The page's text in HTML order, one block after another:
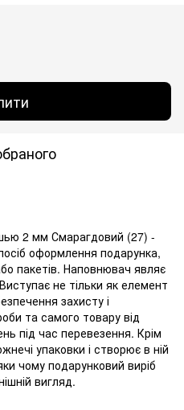
2 мм Смарагдовий (27) -
оформлення подарунка,
пакетів. Наповнювач являє
не тільки як елемент
захисту і
та самого товару від
під час перевезення. Крім
упаковки і створює в ній
чому подарунковий виріб
вигляд.